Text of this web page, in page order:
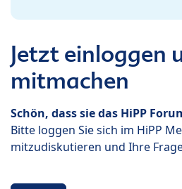
Jetzt einloggen
mitmachen
Schön, dass sie das HiPP
Bitte loggen Sie sich im HiPP
mitzudiskutieren und Ihre